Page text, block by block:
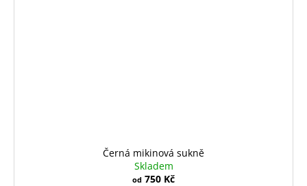
Černá mikinová sukně
Skladem
od 750 Kč